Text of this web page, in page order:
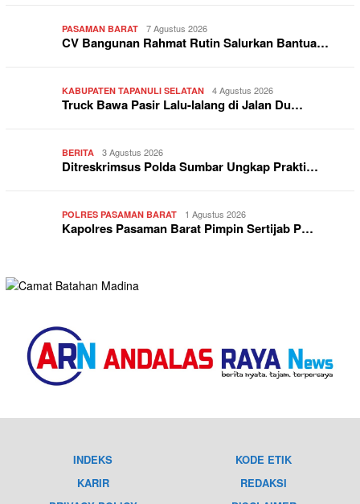
PASAMAN BARAT 7 Agustus 2026
CV Bangunan Rahmat Rutin Salurkan Bantua…
KABUPATEN TAPANULI SELATAN 4 Agustus 2026
Truck Bawa Pasir Lalu-lalang di Jalan Du…
BERITA 3 Agustus 2026
Ditreskrimsus Polda Sumbar Ungkap Prakti…
POLRES PASAMAN BARAT 1 Agustus 2026
Kapolres Pasaman Barat Pimpin Sertijab P…
INDEKS
KODE ETIK
KARIR
REDAKSI